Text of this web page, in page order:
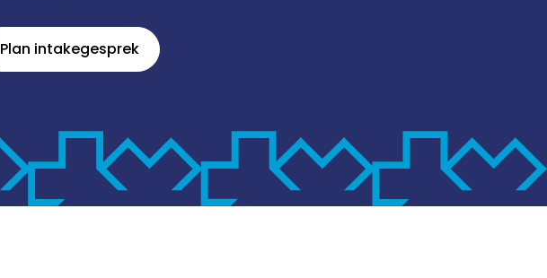
Plan intakegesprek